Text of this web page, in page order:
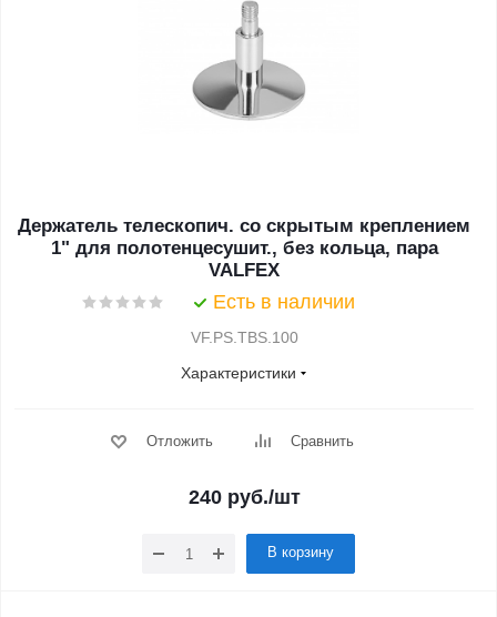
Держатель телескопич. со скрытым креплением
1" для полотенцесушит., без кольца, пара
VALFEX
Есть в наличии
VF.PS.TBS.100
Характеристики
Отложить Сравнить
240 руб./шт
В корзину